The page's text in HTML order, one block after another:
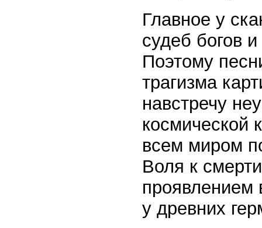
Главное у
судеб богов
Поэтому
трагизма
навстречу
космической
всем миром
Воля к
проявлением
у древних